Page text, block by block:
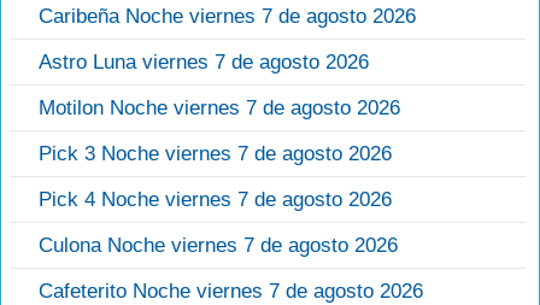
Caribeña Noche viernes 7 de agosto 2026
Astro Luna viernes 7 de agosto 2026
Motilon Noche viernes 7 de agosto 2026
Pick 3 Noche viernes 7 de agosto 2026
Pick 4 Noche viernes 7 de agosto 2026
Culona Noche viernes 7 de agosto 2026
Cafeterito Noche viernes 7 de agosto 2026